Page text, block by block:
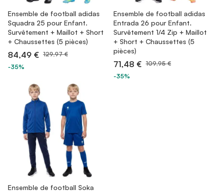
Ensemble de football adidas
Squadra 25 pour Enfant.
Survêtement + Maillot + Short
+ Chaussettes (5 pièces)
84,49 € 129,97 €
-35%
Ensemble de football adidas
Entrada 26 pour Enfant.
Survêtement 1/4 Zip + Maillot
+ Short + Chaussettes (5
pièces)
71,48 € 109,95 €
-35%
Ensemble de football Soka